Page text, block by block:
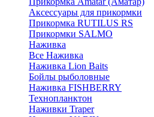
Аксессуары для прикормки
Прикормка RUTILUS RS
Прикормки SALMO
Наживка
Все Наживка
Наживка Lion Baits
Бойлы рыболовные
Наживка FISHBERRY
Технопланктон
Наживки Traper